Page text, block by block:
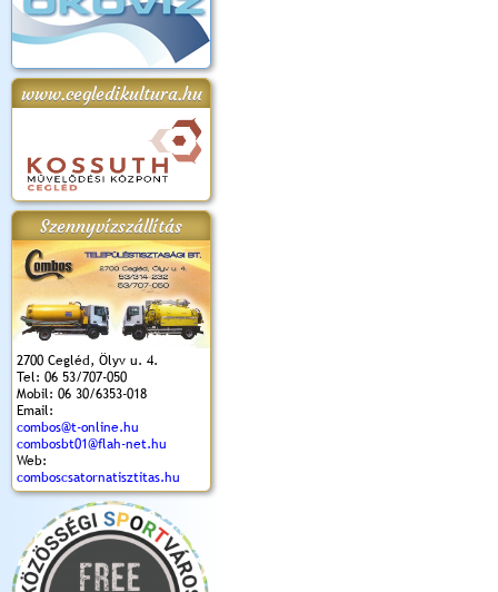
www.cegledikultura.hu
Szennyvízszállítás
2700 Cegléd, Ölyv u. 4.
Tel: 06 53/707-050
Mobil: 06 30/6353-018
Email:
combos@t-online.hu
combosbt01@flah-net.hu
Web:
comboscsatornatisztitas.hu
2018.
Kossuth Toborzó
2017.09.22-23.
és Magyarok
Kenyere Program